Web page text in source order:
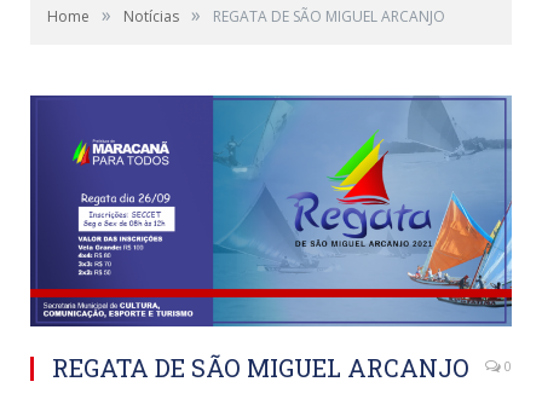
Home » Notícias » REGATA DE SÃO MIGUEL ARCANJO
REGATA DE SÃO MIGUEL ARCANJO 0